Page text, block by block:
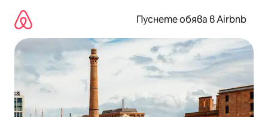
съдържанието
Пуснете обява в Airbnb